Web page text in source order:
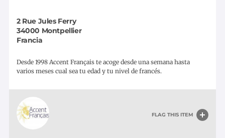
FLAG THIS ITEM
2 Rue Jules Ferry
34000 Montpellier
Francia
Desde 1998 Accent Français te acoge desde una semana hasta
varios meses cual sea tu edad y tu nivel de francés.